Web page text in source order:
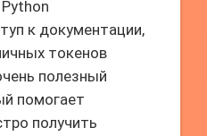
Python
к документации,
токенов
полезный
помогает
получить